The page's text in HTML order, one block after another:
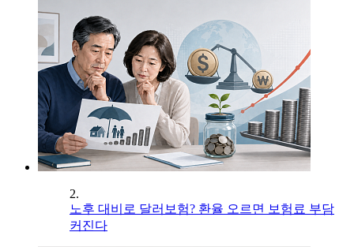
2.
노후 대비로 달러보험? 환율 오르면 보험료 부담
커진다